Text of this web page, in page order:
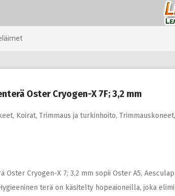
Oster Cryogen-X 7F; 3,2 mm
, Koirat, Trimmaus ja turkinhoito, Trimmauskoneet,
Oster Cryogen-X 7; 3,2 mm sopii Oster A5, Aesculap
terä on käsitelty hopeaioneilla, joka